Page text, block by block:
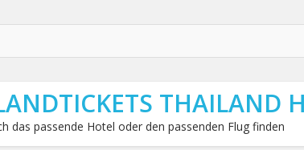
THAILAND
das passende Hotel oder den passenden Flug finden